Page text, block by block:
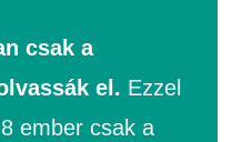
csak a
el. Ezzel
ember csak a